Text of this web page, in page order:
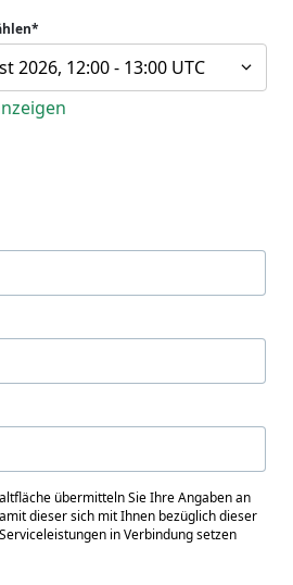
2026, 12:00 - 13:00 UTC
übermitteln Sie Ihre Angaben an
dieser sich mit Ihnen bezüglich dieser
in Verbindung setzen